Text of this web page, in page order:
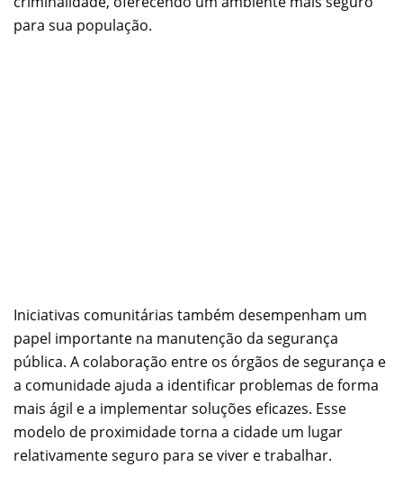
para sua população.
Iniciativas comunitárias também desempenham um
papel importante na manutenção da segurança
pública. A colaboração entre os órgãos de segurança e
a comunidade ajuda a identificar problemas de forma
mais ágil e a implementar soluções eficazes. Esse
modelo de proximidade torna a cidade um lugar
relativamente seguro para se viver e trabalhar.